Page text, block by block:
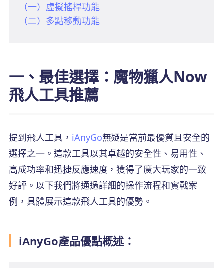
（一）虛擬搖桿功能
（二）多點移動功能
一、最佳選擇：魔物獵人Now
飛人工具推薦
提到飛人工具， iAnyGo無疑是當前最優質且安全的
選擇之一。這款工具以其卓越的安全性、易用性、
高成功率和迅捷反應速度，獲得了廣大玩家的一致
好評。以下我們將通過詳細的操作流程和實戰案
例，具體展示這款飛人工具的優勢。
iAnyGo產品優點概述：